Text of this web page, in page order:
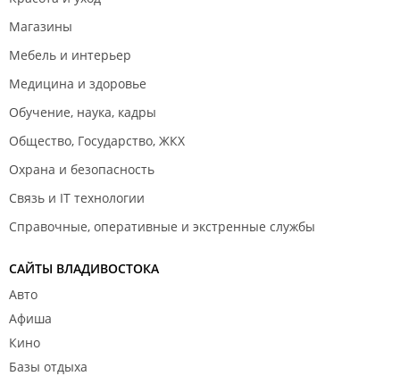
Магазины
Мебель и интерьер
Медицина и здоровье
Обучение, наука, кадры
Общество, Государство, ЖКХ
Охрана и безопасность
Связь и IT технологии
Справочные, оперативные и экстренные службы
САЙТЫ ВЛАДИВОСТОКА
Авто
Афиша
Кино
Базы отдыха